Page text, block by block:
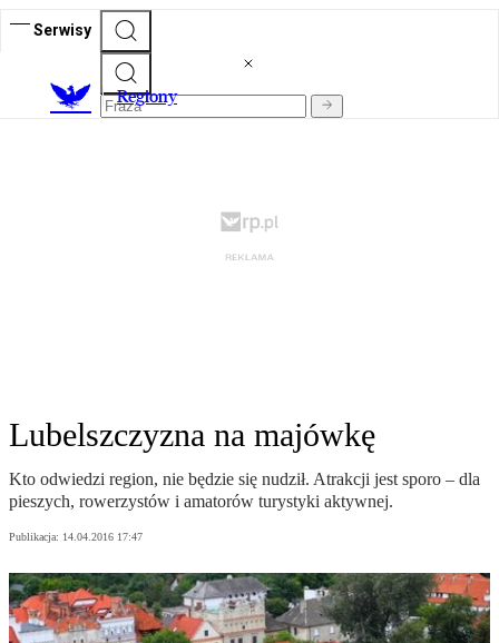
Serwisy
Regiony
Lubelszczyzna na majówkę
Kto odwiedzi region, nie będzie się nudził. Atrakcji jest sporo – dla
pieszych, rowerzystów i amatorów turystyki aktywnej.
Publikacja: 14.04.2016 17:47